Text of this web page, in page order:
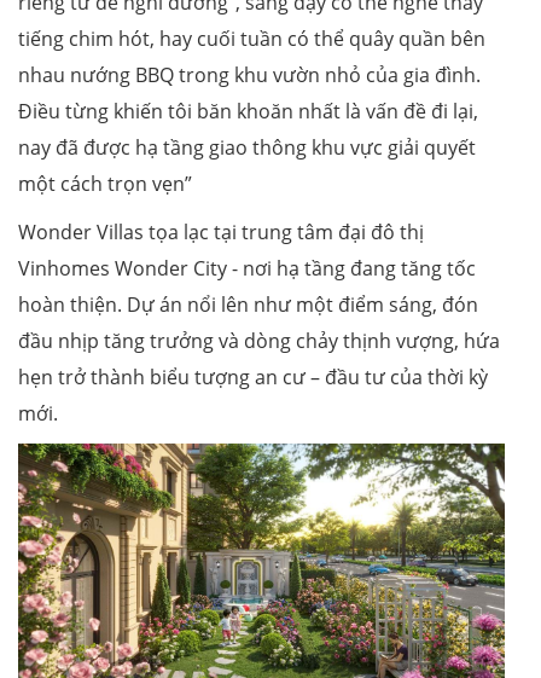
tiếng chim hót, hay cuối tuần có thể quây quần bên
nhau nướng BBQ trong khu vườn nhỏ của gia đình.
Điều từng khiến tôi băn khoăn nhất là vấn đề đi lại,
nay đã được hạ tầng giao thông khu vực giải quyết
một cách trọn vẹn”
Wonder Villas tọa lạc tại trung tâm đại đô thị
Vinhomes Wonder City - nơi hạ tầng đang tăng tốc
hoàn thiện. Dự án nổi lên như một điểm sáng, đón
đầu nhịp tăng trưởng và dòng chảy thịnh vượng, hứa
hẹn trở thành biểu tượng an cư – đầu tư của thời kỳ
mới.